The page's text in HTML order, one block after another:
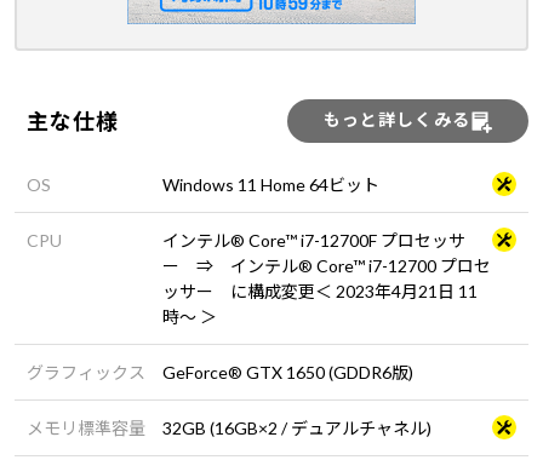
主な仕様 もっと詳しくみる
OS Windows 11 Home 64ビット
CPU
インテル® Core™ i7-12700F プロセッサ
ー ⇒ インテル® Core™ i7-12700 プロセ
ッサー に構成変更＜ 2023年4月21日 11
時～ ＞
グラフィックス GeForce® GTX 1650 (GDDR6版)
メモリ標準容量 32GB (16GB×2 / デュアルチャネル)